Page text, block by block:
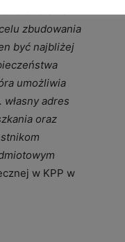
działania.
zbudowania
być najbliżej
umożliwia
adres
oraz
w KPP w